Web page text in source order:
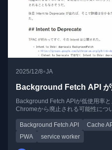
2025/12/8•JA
Background Fetch API が
Background Fetch APIが低使用率
Chromeから廃止される可能性につ
Background Fetch API Cache
PWA
service worker